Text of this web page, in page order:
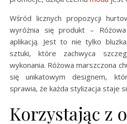
Wśród licznych propozycji
wyróżnia się produkt –
aplikacją. Jest to nie tylko
sztuki, które zachwyca
wykonania. Różowa marszczona
się unikatowym designem,
sprawia, że każda stylizacja staje
Korzystając z